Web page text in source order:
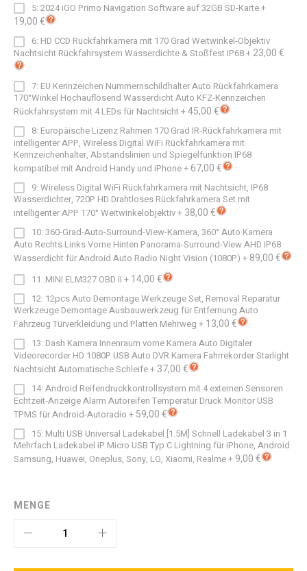
5: 2024 iGO Primo Navigation Software auf 32GB SD-Karte+
19,00 €
6: HD CCD Rückfahrkamera mit 170 Grad Weitwinkel-Objektiv
Nachtsicht Rückfahrsystem Wasserdichte & Stoßfest IP68+23,00 €
7: EU Kennzeichen Nummernschildhalter Auto Rückfahrkamera
170°Winkel Hochauflösend Wasserdicht Auto KFZ-Kennzeichen
Rückfahrsystem mit 4 LEDs für Nachtsicht+45,00 €
8: Europäische Lizenz Rahmen 170 Grad IR-Rückfahrkamera mit
intelligenter APP, Wireless Digital WiFi Rückfahrkamera mit
Kennzeichenhalter, Abstandslinien und Spiegelfunktion IP68
kompatibel mit Android Handy und iPhone+67,00 €
9: Wireless Digital WiFi Rückfahrkamera mit Nachtsicht, IP68
Wasserdichter, 720P HD Drahtloses Rückfahrkamera Set mit
intelligenter APP 170° Weitwinkelobjektiv+ 38,00 €
10: 360-Grad-Auto-Surround-View-Kamera, 360° Auto Kamera
Auto Rechts Links Vorne Hinten Panorama-Surround-View AHD IP68
Wasserdicht für Android Auto Radio Night Vision (1080P) + 89,00 €
11: MINI ELM327 OBD II + 14,00 €
12: 12pcs Auto Demontage Werkzeuge Set, Removal Reparatur
Werkzeuge Demontage Ausbauwerkzeug für Entfernung Auto
Fahrzeug Türverkleidung und Platten Mehrweg + 13,00 €
13: Dash Kamera Innenraum vorne Kamera Auto Digitaler
Videorecorder HD 1080P USB Auto DVR Kamera Fahrrekorder Starlight
Nachtsicht Automatische Schleife+ 37,00 €
14: Android Reifendruckkontrollsystem mit 4 externen Sensoren
Echtzeit-Anzeige Alarm Autoreifen Temperatur Druck Monitor USB
TPMS für Android-Autoradio + 59,00 €
15: Multi USB Universal Ladekabel [1.5M] Schnell Ladekabel 3 in 1
Mehrfach Ladekabel iP Micro USB Typ C Lightning für iPhone, Android
Samsung, Huawei, Oneplus, Sony, LG, Xiaomi, Realme+ 9,00 €
MENGE